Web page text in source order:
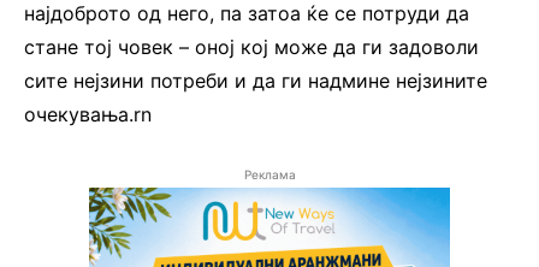
најдоброто од него, па затоа ќе се потруди да
стане тој човек – оној кој може да ги задоволи
сите нејзини потреби и да ги надмине нејзините
очекувања.rn
Реклама